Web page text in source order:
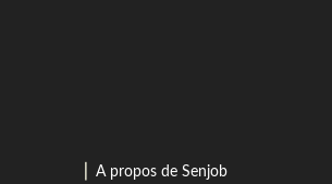
A propos de Senjob